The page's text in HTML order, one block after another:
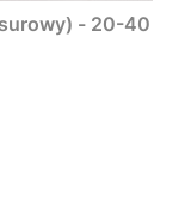
- 20-40